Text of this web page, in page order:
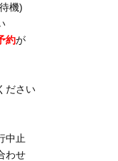
機)
約が
ださい
中止
わせ